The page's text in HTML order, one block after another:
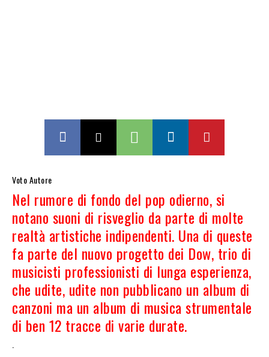
Voto Autore
Nel rumore di fondo del pop odierno, si
notano suoni di risveglio da parte di molte
realtà artistiche indipendenti. Una di queste
fa parte del nuovo progetto dei Dow, trio di
musicisti professionisti di lunga esperienza,
che udite, udite non pubblicano un album di
canzoni ma un album di musica strumentale
di ben 12 tracce di varie durate.